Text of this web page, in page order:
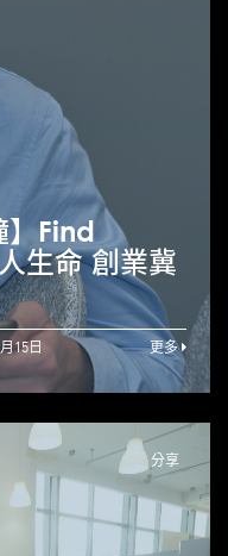
】Find
生命 創業冀
15日 更多
分享